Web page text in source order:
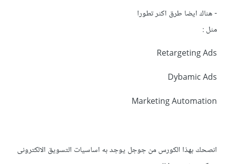
- هناك ايضا طرق اكثر تطورا
مثل :
Retargeting Ads
Dybamic Ads
Marketing Automation
انصحك بهذا الكورس من جوجل يوجد به اساسيات التسويق الالكترونى